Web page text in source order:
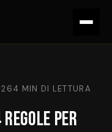
4 MIN DI LETTURA
regole per